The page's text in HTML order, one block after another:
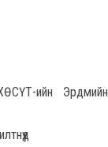
ийн Эрдмийн